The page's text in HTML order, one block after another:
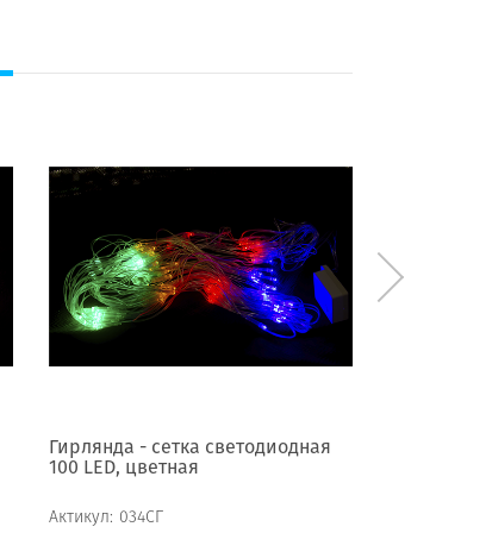
Гирлянда - сетка светодиодная
100 LED, цветная
Актикул: 034СГ